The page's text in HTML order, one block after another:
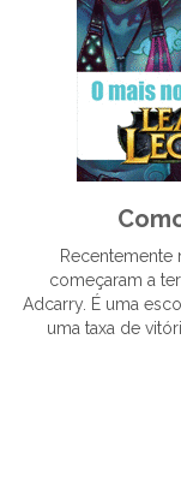
Recentemente
começaram a
Adcarry. É uma
uma taxa de